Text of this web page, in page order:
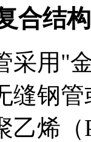
合结
采用"
缝钢
乙烯